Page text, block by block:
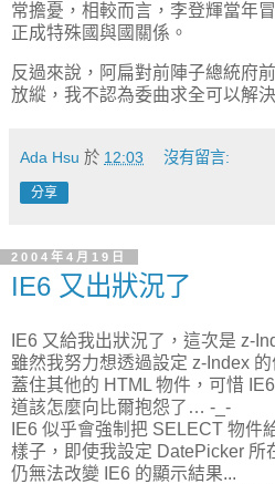
常擔憂，相較而言，李登輝當年
正成特殊國與國關係。
反過來說，阿扁對前陣子總統府
放縱，我不認為委曲求全可以解
Ada Hsu 於 12:03 沒有留言:
分享
2004年4月19日
IE6 又出狀況了
IE6 又給我出狀況了，這次是 z-
雖然我努力想透過設定 z-Index
蓋住其他的 HTML 物件，可惜
道該怎麼向比爾抱怨了… -_-
IE6 似乎會強制把 SELECT 物件
樣子，即使我設定 DatePicker 所
仍無法改變 IE6 的顯示結果...